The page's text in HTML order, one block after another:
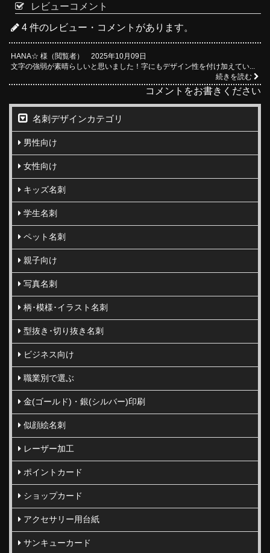
レビューコメント
4 件のレビュー・コメントがあります。
HANA☆ 様（閲覧者） 2025年10月09日
文字の強弱が素晴らしいと思いました！字にもデザイン性を付け加えてい...
続きを読む
コメントをお書きください
名刺デザインカテゴリ
男性向け
女性向け
キッズ名刺
学生名刺
ペット名刺
親子向け
写真名刺
柄･模様･イラスト名刺
型抜き･切り抜き名刺
ビジネス向け
職業別で選ぶ
金(ゴールド)・銀(シルバー)印刷
似顔絵名刺
レーザー加工
ポイントカード
ショップカード
アクセサリー用台紙
サンキューカード